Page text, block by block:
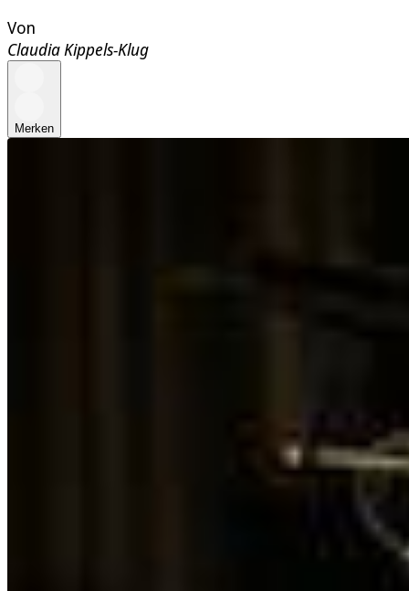
Von
Claudia Kippels-Klug
Merken